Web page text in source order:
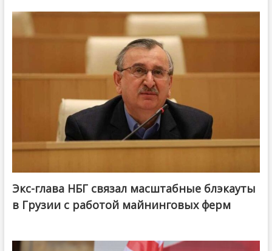
Экс-глава НБГ связал масштабные блэкауты
в Грузии с работой майнинговых ферм